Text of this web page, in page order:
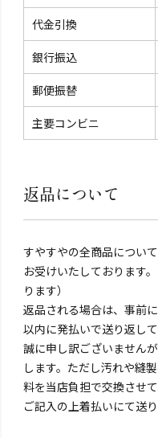
代金引換
銀行振込
郵便振替
主要コンビニ
返品について
すやすやの全商品につい
お受けいたしております
ります）
返品される場合は、事前
以内に発払いで送り返して
誠に申し訳ございません
します。ただし汚れや縫
料を当店負担で交換させ
ご記入の上着払いにて送